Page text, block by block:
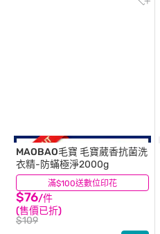
滿$100送數位印花
MAOBAO毛寶 毛寶葳香抗菌洗
衣精-防蟎極淨2000g
$76/件
(售價已折)
$109
(13)